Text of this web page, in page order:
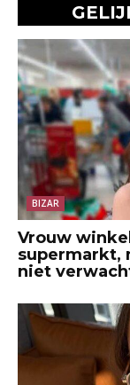
BIZAR
Vrouw
supermarkt,
niet